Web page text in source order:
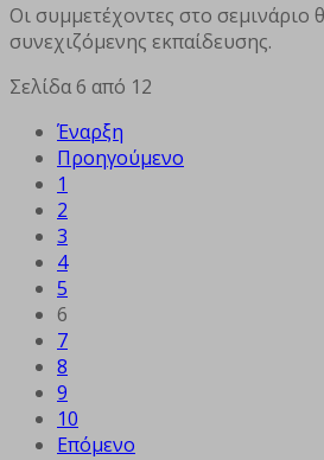
Οι συμμετέχοντες στο σεμινάριο
συνεχιζόμενης εκπαίδευσης.
Σελίδα 6 από 12
Έναρξη
Προηγούμενο
1
2
3
4
5
6
7
8
9
10
Επόμενο